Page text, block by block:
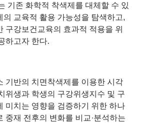
기존 화학적 착색제를 대체할 수 있
의 교육적 활용 가능성을 탐색하고,
구강보건교육의 효과적 적용을 위
하고자 한다.
기반의 치면착색제를 이용한 시각
위생과 학생의 구강위생지수 및 구
미치는 영향을 검증하기 위한 하나
중재 전후의 변화를 비교·분석하는